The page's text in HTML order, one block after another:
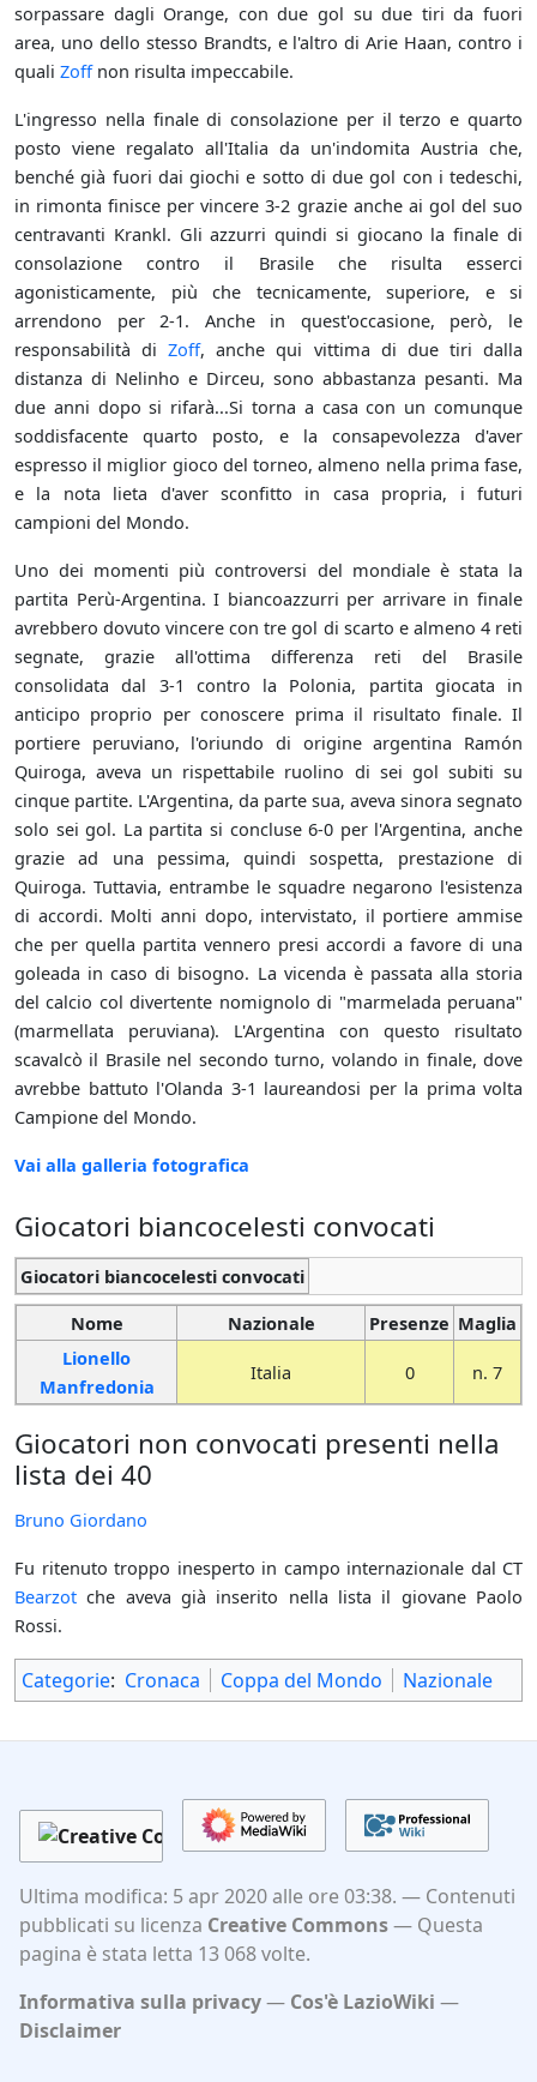
sorpassare dagli Orange, con due gol su due tiri da fuori
area, uno dello stesso Brandts, e l'altro di Arie Haan, contro i
quali Zoffnon risulta impeccabile.
L'ingresso nella finale di consolazione per il terzo e quarto
posto viene regalato all'Italia da un'indomita Austria che,
benché già fuori dai giochi e sotto di due gol con i tedeschi,
in rimonta finisce per vincere 3-2 grazie anche ai gol del suo
centravanti Krankl. Gli azzurri quindi si giocano la finale di
consolazione contro il Brasile che risulta esserci
agonisticamente, più che tecnicamente, superiore, e si
arrendono per 2-1. Anche in quest'occasione, però, le
responsabilità diZoff, anche qui vittima di due tiri dalla
distanza di Nelinho e Dirceu, sono abbastanza pesanti. Ma
due anni dopo si rifarà...Si torna a casa con un comunque
soddisfacente quarto posto, e la consapevolezza d'aver
espresso il miglior gioco del torneo, almeno nella prima fase,
e la nota lieta d'aver sconfitto in casa propria, i futuri
campioni del Mondo.
Uno dei momenti più controversi del mondiale è stata la
partita Perù-Argentina. I biancoazzurri per arrivare in finale
avrebbero dovuto vincere con tre gol di scarto e almeno 4 reti
segnate, grazie all'ottima differenza reti del Brasile
consolidata dal 3-1 contro la Polonia, partita giocata in
anticipo proprio per conoscere prima il risultato finale. Il
portiere peruviano, l'oriundo di origine argentina Ramón
Quiroga, aveva un rispettabile ruolino di sei gol subiti su
cinque partite. L'Argentina, da parte sua, aveva sinora segnato
solo sei gol. La partita si concluse 6-0 per l'Argentina, anche
grazie ad una pessima, quindi sospetta, prestazione di
Quiroga. Tuttavia, entrambe le squadre negarono l'esistenza
di accordi. Molti anni dopo, intervistato, il portiere ammise
che per quella partita vennero presi accordi a favore di una
goleada in caso di bisogno. La vicenda è passata alla storia
del calcio col divertente nomignolo di "marmelada peruana"
(marmellata peruviana). L'Argentina con questo risultato
scavalcò il Brasile nel secondo turno, volando in finale, dove
avrebbe battuto l'Olanda 3-1 laureandosi per la prima volta
Campione del Mondo.
Vai alla galleria fotografica
Giocatori biancocelesti convocati
Giocatori biancocelesti convocati
Nome
Nazionale Presenze Maglia
Lionello
Manfredonia
Italia 0 n. 7
Giocatori non convocati presenti nella
lista dei 40
Bruno Giordano
Fu ritenuto troppo inesperto in campo internazionale dal CT
Bearzot che aveva già inserito nella lista il giovane Paolo
Rossi.
Categorie: Cronaca Coppa del Mondo Nazionale
Ultima modifica: 5 apr 2020 alle ore 03:38.
Contenuti
pubblicati su licenza Creative Commons
Questa
pagina è stata letta 13 068 volte.
Informativa sulla privacy
Cos'è LazioWiki
Disclaimer